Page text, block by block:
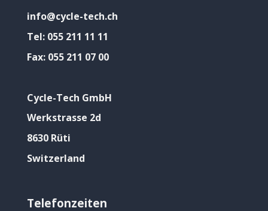
info@cycle-tech.ch
Tel: 055 211 11 11
Fax: 055 211 07 00
Cycle-Tech GmbH
Werkstrasse 2d
8630 Rüti
Switzerland
Telefonzeiten